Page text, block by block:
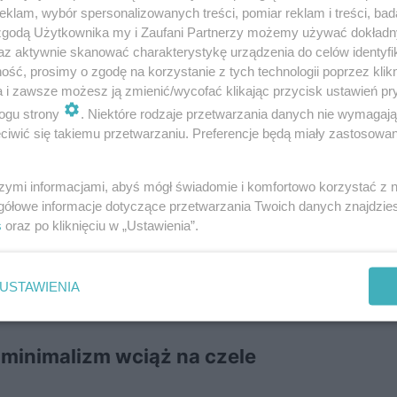
dach nad głową to połączenie dwóch
To właśnie dzięki precyzji, doświadczeniu i
i bezpiecznym dachem nad głow ą – mówi Artur
Zarządu BMI Polska.
a kiedy potrzebne jest pozwolenie na
ściana, zalane sufity – jak to
wciąż na czele
wybór spersonalizowanych treści, pomiar reklam i treści,
Użytkownika my i Zaufani Partnerzy możemy używać
aktywnie skanować charakterystykę urządzenia do celów
prosimy o zgodę na korzystanie z tych technologii poprzez
i zawsze możesz ją zmienić/wycofać klikając przycisk ustawień
strony
. Niektóre rodzaje przetwarzania danych nie
się takiemu przetwarzaniu. Preferencje będą miały
informacjami, abyś mógł świadomie i komfortowo korzystać z
informacje dotyczące przetwarzania Twoich danych
oraz po kliknięciu w „Ustawienia”.
USTAWIENIA